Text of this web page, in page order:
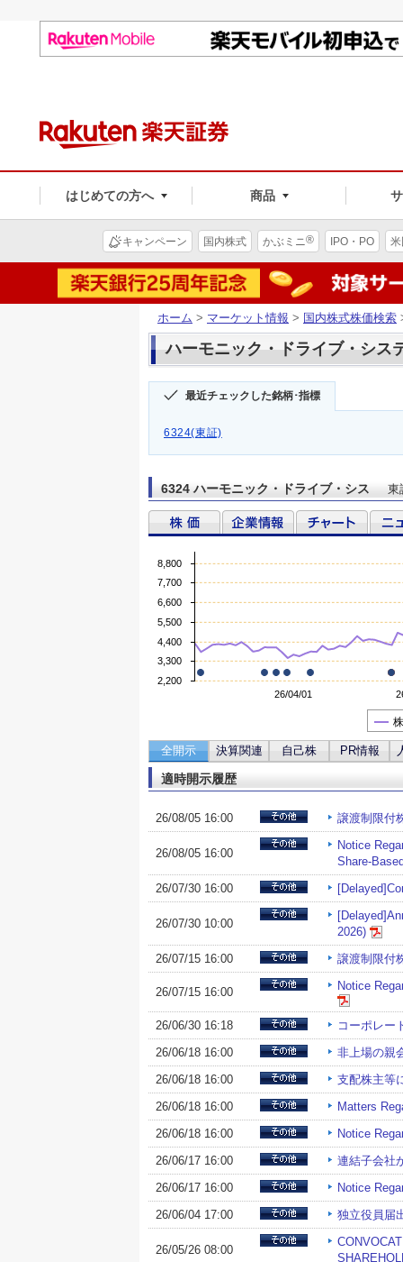
はじめての方へ 商品
キャンペーン 国内株式 かぶミニ® IPO・PO
ホーム > マーケット情報 > 国内株式株価検索
ハーモニック・ドライブ・シス
最近チェックした銘柄･指標
6324(東証)
6324 ハーモニック・ドライブ・シス 東